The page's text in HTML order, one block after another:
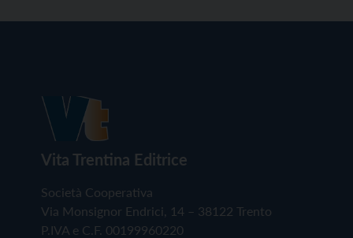
Vita Trentina Editrice
Società Cooperativa
Via Monsignor Endrici, 14 – 38122 Trento
P.IVA e C.F. 00199960220